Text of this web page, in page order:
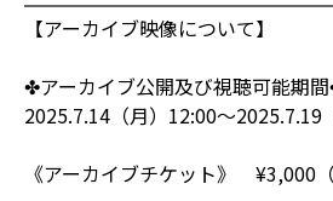
【アーカイブ映像について】
✤アーカイブ公開及び視聴可能期
2025.7.14（月）12:00〜2025.7.19
《アーカイブチケット》 ¥3,000（